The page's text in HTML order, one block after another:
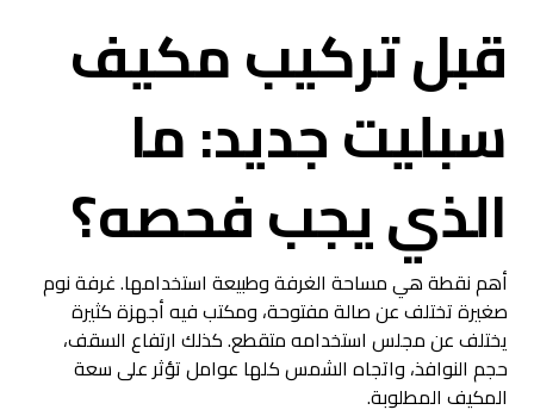
قبل تركيب مكيف
سبليت جديد: ما
الذي يجب فحصه؟
أهم نقطة هي مساحة الغرفة وطبيعة استخدامها. غرفة نوم
صغيرة تختلف عن صالة مفتوحة، ومكتب فيه أجهزة كثيرة
يختلف عن مجلس استخدامه متقطع. كذلك ارتفاع السقف،
حجم النوافذ، واتجاه الشمس كلها عوامل تؤثر على سعة
المكيف المطلوبة.